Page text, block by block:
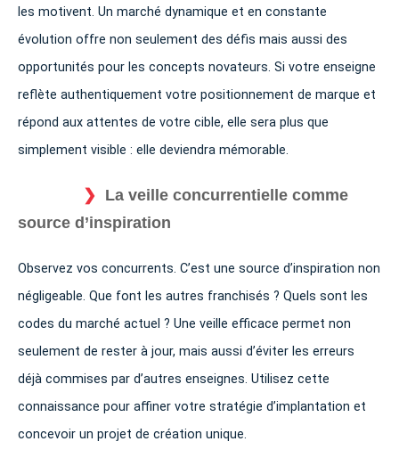
les motivent. Un marché dynamique et en constante
évolution offre non seulement des défis mais aussi des
opportunités pour les concepts novateurs. Si votre enseigne
reflète authentiquement votre positionnement de marque et
répond aux attentes de votre cible, elle sera plus que
simplement visible : elle deviendra mémorable.
La veille concurrentielle comme
source d’inspiration
Observez vos concurrents. C’est une source d’inspiration non
négligeable. Que font les autres franchisés ? Quels sont les
codes du marché actuel ? Une veille efficace permet non
seulement de rester à jour, mais aussi d’éviter les erreurs
déjà commises par d’autres enseignes. Utilisez cette
connaissance pour affiner votre stratégie d’implantation et
concevoir un projet de création unique.